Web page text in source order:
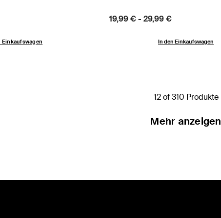
Einkaufswagen
Price:
19,99 €-29,99 €
In den Einkaufswagen
12 of 310 Produkte
Mehr anzeigen